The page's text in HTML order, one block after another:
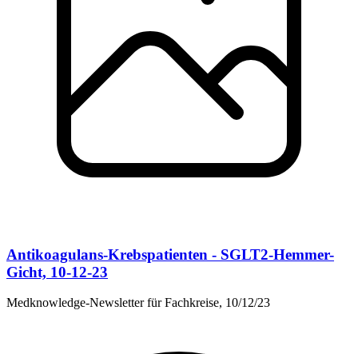
Antikoagulans-Krebspatienten - SGLT2-Hemmer-
Gicht, 10-12-23
Medknowledge-Newsletter für Fachkreise, 10/12/23